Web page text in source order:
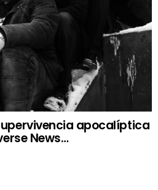
apocalíptica
News…